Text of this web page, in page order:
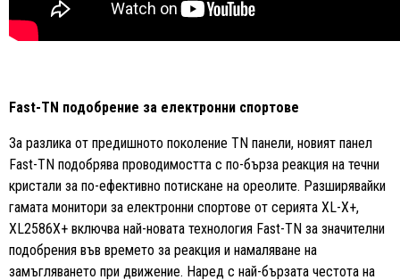
Fast-TN подобрение за електронни спортове
За разлика от предишното поколение TN панели, новият панел
Fast-TN подобрява проводимостта с по-бърза реакция на течни
кристали за по-ефективно потискане на ореолите. Разширявайки
гамата монитори за електронни спортове от серията XL-X+,
XL2586X+ включва най-новата технология Fast-TN за значителни
подобрения във времето за реакция и намаляване на
замъгляването при движение. Наред с най-бързата честота на